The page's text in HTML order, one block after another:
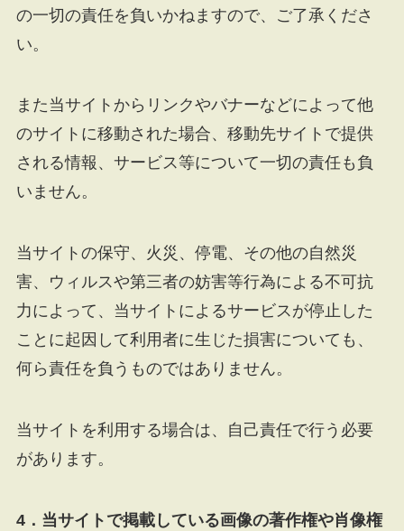
の一切の責任を負いかねますので、ご了承くださ
い。
また当サイトからリンクやバナーなどによって他
のサイトに移動された場合、移動先サイトで提供
される情報、サービス等について一切の責任も負
いません。
当サイトの保守、火災、停電、その他の自然災
害、ウィルスや第三者の妨害等行為による不可抗
力によって、当サイトによるサービスが停止した
ことに起因して利用者に生じた損害についても、
何ら責任を負うものではありません。
当サイトを利用する場合は、自己責任で行う必要
があります。
4．当サイトで掲載している画像の著作権や肖像権